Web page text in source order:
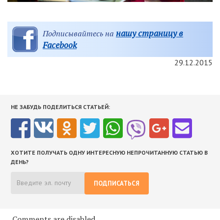
Подписывайтесь на нашу страницу в
Facebook
29.12.2015
НЕ ЗАБУДЬ ПОДЕЛИТЬСЯ СТАТЬЕЙ:
ХОТИТЕ ПОЛУЧАТЬ ОДНУ ИНТЕРЕСНУЮ НЕПРОЧИТАННУЮ СТАТЬЮ В
ДЕНЬ?
ПОДПИСАТЬСЯ